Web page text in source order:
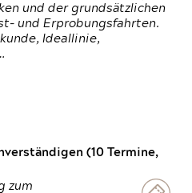
und der grundsätzlichen
und Erprobungsfahrten.
Ideallinie,
(10 Termine,
zum